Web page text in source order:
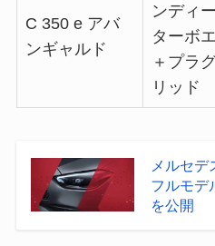
C 350 e アバ
ンギャルド
ンディ
ターボ
＋プラ
リッド
メルセデ
フルモデ
を公開